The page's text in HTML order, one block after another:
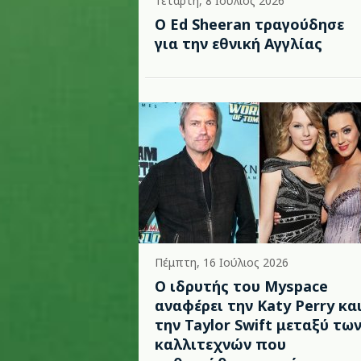
Ο Ed Sheeran τραγούδησε
για την εθνική Αγγλίας
Πέμπτη, 16 Ιούλιος 2026
Ο ιδρυτής του Myspace
αναφέρει την Katy Perry
την Taylor Swift μεταξύ των
καλλιτεχνών που